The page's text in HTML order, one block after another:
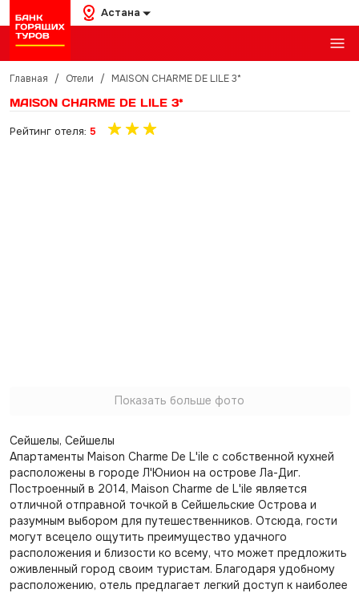
Астана
Главная / Отели / MAISON CHARME DE LILE 3*
MAISON CHARME DE LILE 3*
Рейтинг отеля: 5
Показать больше фото
Сейшелы, Сейшелы
Апартаменты Maison Charme De L'ile с собственной кухней
расположены в городе Л'Юнион на острове Ла-Диг.
Построенный в 2014, Maison Charme de L'ile является
отличной отправной точкой в Сейшельские Острова и
разумным выбором для путешественников. Отсюда, гости
могут всецело ощутить преимущество удачного
расположения и близости ко всему, что может предложить
оживленный город своим туристам. Благодаря удобному
расположению, отель предлагает легкий доступ к наиболее